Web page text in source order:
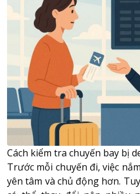
Cách kiểm tra chuyến bay bị
Trước mỗi chuyến đi, việc
yên tâm và chủ động hơn.